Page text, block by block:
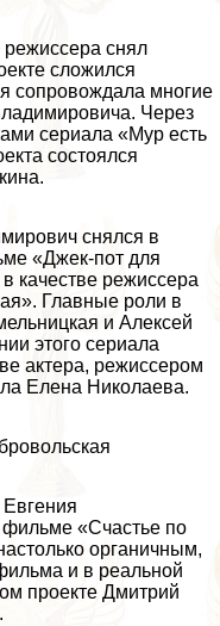
режиссера снял
сложился
сопровождала многие
Через
сериала «Мур есть
состоялся
снялся в
«Джек-пот для
качестве режиссера
Главные роли в
и Алексей
этого сериала
актера, режиссером
Елена Николаева.
«Счастье по
органичным,
и в реальной
проекте Дмитрий